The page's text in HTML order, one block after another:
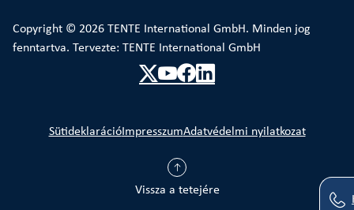
Copyright © 2026 TENTE International GmbH. Minden jog
fenntartva. Tervezte: TENTE International GmbH
Vissza a tetejére
SütideklarációImpresszumAdatvédelmi nyilatkozat